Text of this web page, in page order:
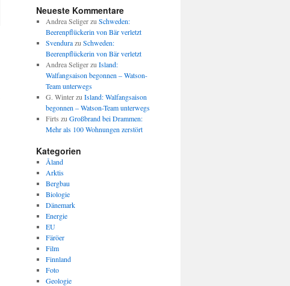
Neueste Kommentare
Andrea Seligerzu Schweden:
Beerenpflückerin von Bär verletzt
Svendurazu Schweden:
Beerenpflückerin von Bär verletzt
Andrea Seligerzu Island:
Walfangsaison begonnen – Watson-
Team unterwegs
G. Winterzu Island: Walfangsaison
begonnen – Watson-Team unterwegs
Firts zu Großbrand bei Drammen:
Mehr als 100 Wohnungen zerstört
Kategorien
Åland
Arktis
Bergbau
Biologie
Dänemark
Energie
EU
Färöer
Film
Finnland
Foto
Geologie